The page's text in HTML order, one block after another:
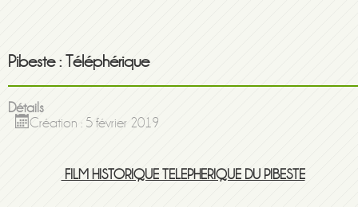
Pibeste : Téléphérique
Détails
Création : 5 février 2019
FILM HISTORIQUE TELEPHERIQUE DU PIBESTE